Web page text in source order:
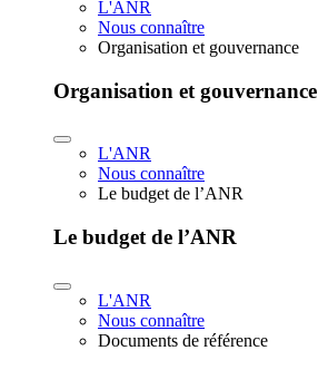
L'ANR
Nous connaître
Organisation et gouvernance
Organisation et gouvernance
L'ANR
Nous connaître
Le budget de l’ANR
Le budget de l’ANR
L'ANR
Nous connaître
Documents de référence